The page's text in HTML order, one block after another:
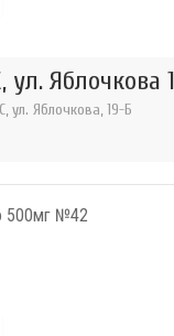
ул. Яблочкова
ул. Яблочкова, 19-Б
500мг №42